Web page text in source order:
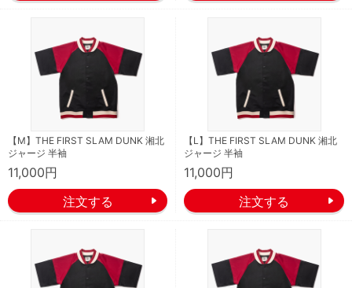
【M】THE FIRST SLAM DUNK 湘北
ジャージ 半袖
11,000円
【L】THE FIRST SLAM DUNK 湘北
ジャージ 半袖
11,000円